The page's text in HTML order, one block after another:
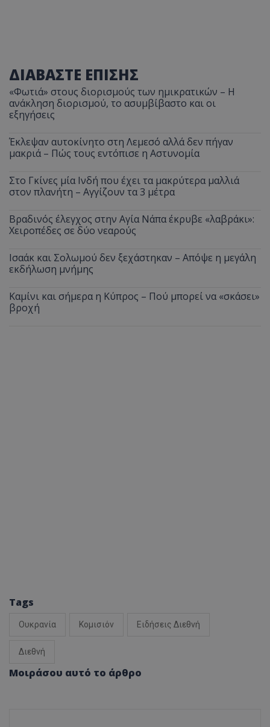
ΔΙΑΒΑΣΤΕ ΕΠΙΣΗΣ
«Φωτιά» στους διορισμούς των ημικρατικών – Η
ανάκληση διορισμού, το ασυμβίβαστο και οι
εξηγήσεις
Έκλεψαν αυτοκίνητο στη Λεμεσό αλλά δεν πήγαν
μακριά – Πώς τους εντόπισε η Αστυνομία
Στο Γκίνες μία Ινδή που έχει τα μακρύτερα μαλλιά
στον πλανήτη – Αγγίζουν τα 3 μέτρα
Βραδινός έλεγχος στην Αγία Νάπα έκρυβε «λαβράκι»:
Χειροπέδες σε δύο νεαρούς
Ισαάκ και Σολωμού δεν ξεχάστηκαν – Απόψε η μεγάλη
εκδήλωση μνήμης
Καμίνι και σήμερα η Κύπρος – Πού μπορεί να «σκάσει»
βροχή
Tags
Ουκρανία Κομισιόν Ειδήσεις Διεθνή
Διεθνή
Μοιράσου αυτό το άρθρο